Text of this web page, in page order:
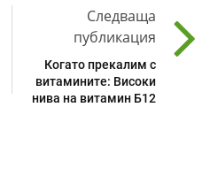
Следваща
публикация
Когато прекалим с
витамините: Високи
нива на витамин Б12